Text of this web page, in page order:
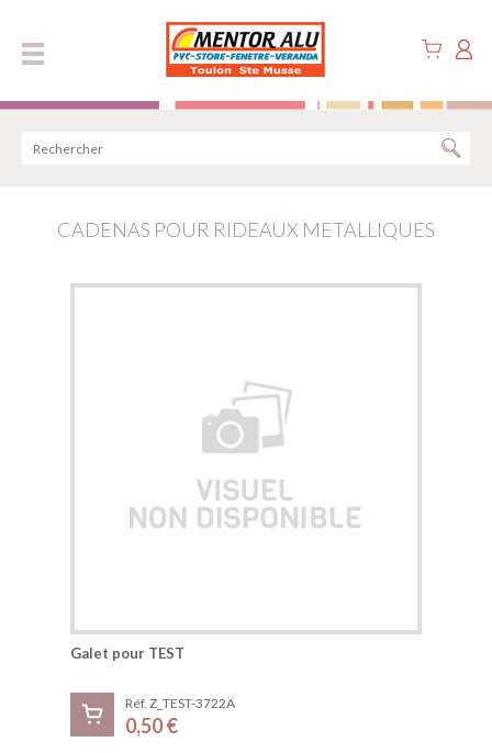
CADENAS POUR RIDEAUX METALLIQUES
Galet pour TEST
Réf. Z_TEST-3722A
0,50 €